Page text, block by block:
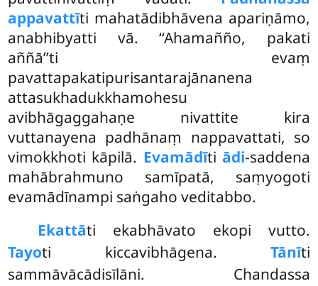
appavattīti mahatādibhāvena apariṇāmo,
anabhibyatti vā. ‘‘Ahamañño, pakati
aññā’’ti evaṃ
pavattapakatipurisantarajānanena
attasukhadukkhamohesu
avibhāgaggahaṇe nivattite kira
vuttanayena padhānaṃ nappavattati, so
vimokkhoti kāpilā. Evamādīti ādi-saddena
mahābrahmuno samīpatā, saṃyogoti
evamādīnampi saṅgaho veditabbo.
Ekattāti ekabhāvato ekopi vutto.
Tayoti kiccavibhāgena. Tānīti
sammāvācādisīlāni. Chandassa